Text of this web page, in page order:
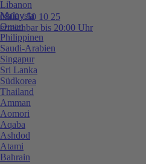
0800 / 50 10 25
erreichbar bis 20:00 Uhr
Libanon
Malaysia
Oman
Philippinen
Saudi-Arabien
Singapur
Sri Lanka
Südkorea
Thailand
Amman
Aomori
Aqaba
Ashdod
Atami
Bahrain